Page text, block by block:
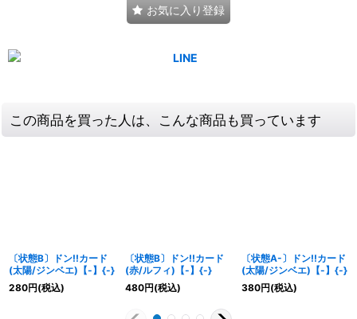
お気に入り登録
この商品を買った人は、こんな商品も買っています
〔状態B〕ドン!!カード
(太陽/ジンベエ)【-】{-}
280円(税込)
〔状態B〕ドン!!カード
(赤/ルフィ)【-】{-}
480円(税込)
〔状態A-〕ドン!!カード
(太陽/ジンベエ)【-】{-}
380円(税込)